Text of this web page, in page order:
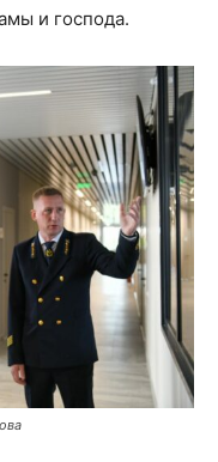
и господа.